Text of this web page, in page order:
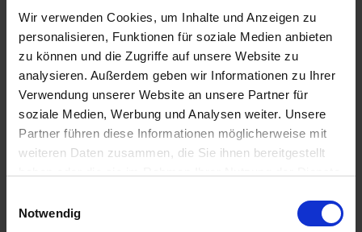
Wir verwenden Cookies, um Inhalte und Anzeigen zu
personalisieren, Funktionen für soziale Medien anbieten
zu können und die Zugriffe auf unsere Website zu
analysieren. Außerdem geben wir Informationen zu Ihrer
Verwendung unserer Website an unsere Partner für
soziale Medien, Werbung und Analysen weiter. Unsere
Partner führen diese Informationen möglicherweise mit
weiteren Daten zusammen, die Sie ihnen bereitgestellt
Notwendig
05.30 Uhr
22.10.2026 - Donnerstag
Traben-Trarbach / Deutschland
Halbtagesausflug: Weinarchitektonischer Spaziergang
08.30 Uhr
13.30 Uhr
22.10.2026 - Donnerstag
Zell / Deutschland
23.10.2026 - Freitag